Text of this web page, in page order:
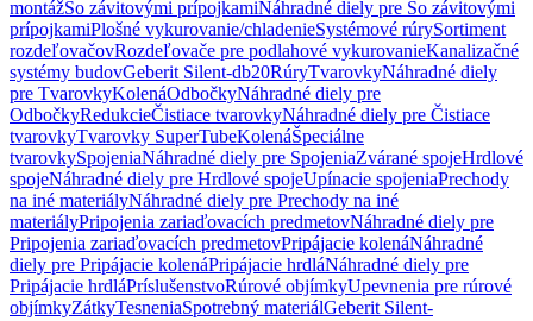
montážSo závitovými prípojkamiNáhradné diely pre So závitovými
prípojkamiPlošné vykurovanie/chladenieSystémové rúrySortiment
rozdeľovačovRozdeľovače pre podlahové vykurovanieKanalizačné
systémy budovGeberit Silent-db20RúryTvarovkyNáhradné diely
pre TvarovkyKolenáOdbočkyNáhradné diely pre
OdbočkyRedukcieČistiace tvarovkyNáhradné diely pre Čistiace
tvarovkyTvarovky SuperTubeKolenáŠpeciálne
tvarovkySpojeniaNáhradné diely pre SpojeniaZvárané spojeHrdlové
spojeNáhradné diely pre Hrdlové spojeUpínacie spojeniaPrechody
na iné materiályNáhradné diely pre Prechody na iné
materiályPripojenia zariaďovacích predmetovNáhradné diely pre
Pripojenia zariaďovacích predmetovPripájacie kolenáNáhradné
diely pre Pripájacie kolenáPripájacie hrdláNáhradné diely pre
Pripájacie hrdláPríslušenstvoRúrové objímkyUpevnenia pre rúrové
objímkyZátkyTesneniaSpotrebný materiálGeberit Silent-